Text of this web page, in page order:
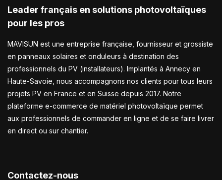
Leader français en solutions photovoltaïques
pour les pros
MAVISUN est une entreprise française, fournisseur et grossiste
en panneaux solaires et onduleurs à destination des
professionnels du PV (installateurs). Implantés à Annecy en
Haute-Savoie, nous accompagnons nos clients pour tous leurs
projets PV en France et en Suisse depuis 2017. Notre
plateforme e-commerce de matériel photovoltaïque permet
aux professionnels de commander en ligne et de se faire livrer
en direct ou sur chantier.
Contactez-nous